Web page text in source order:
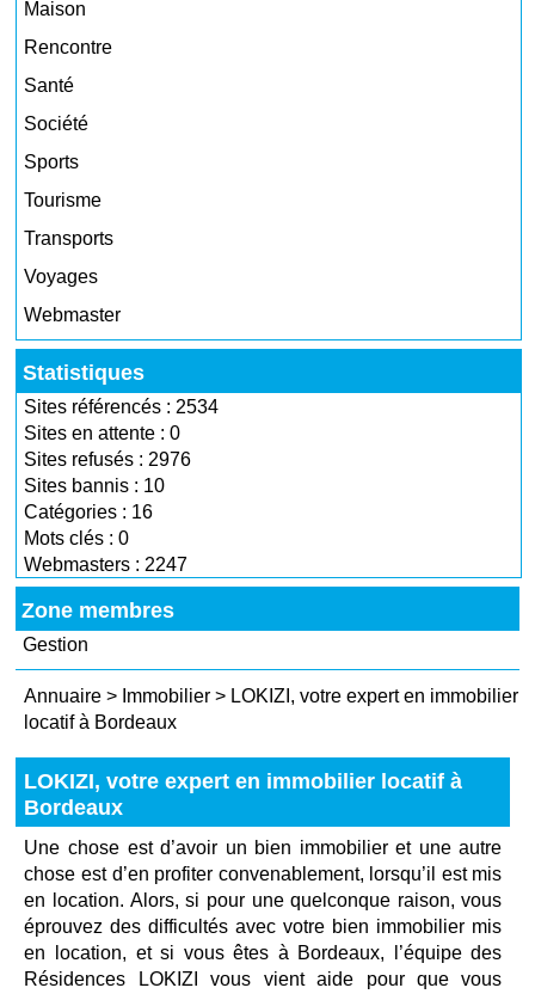
Maison
Rencontre
Santé
Société
Sports
Tourisme
Transports
Voyages
Webmaster
Statistiques
Sites référencés : 2534
Sites en attente : 0
Sites refusés : 2976
Sites bannis : 10
Catégories : 16
Mots clés : 0
Webmasters : 2247
Zone membres
Gestion
Annuaire > Immobilier > LOKIZI, votre expert en immobilier
locatif à Bordeaux
LOKIZI, votre expert en immobilier locatif à
Bordeaux
Une chose est d’avoir un bien immobilier et une autre
chose est d’en profiter convenablement, lorsqu’il est mis
en location. Alors, si pour une quelconque raison, vous
éprouvez des difficultés avec votre bien immobilier mis
en location, et si vous êtes à Bordeaux, l’équipe des
Résidences LOKIZI vous vient aide pour que vous